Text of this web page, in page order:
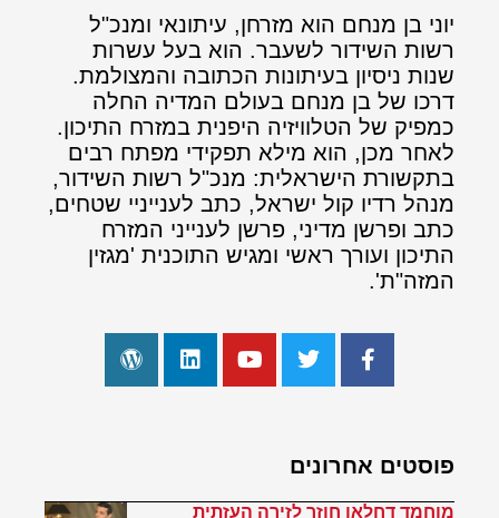
יוני בן מנחם הוא מזרחן, עיתונאי ומנכ"ל
רשות השידור לשעבר. הוא בעל עשרות
שנות ניסיון בעיתונות הכתובה והמצולמת.
דרכו של בן מנחם בעולם המדיה החלה
כמפיק של הטלוויזיה היפנית במזרח התיכון.
לאחר מכן, הוא מילא תפקידי מפתח רבים
בתקשורת הישראלית: מנכ"ל רשות השידור,
מנהל רדיו קול ישראל, כתב לענייניי שטחים,
כתב ופרשן מדיני, פרשן לענייני המזרח
התיכון ועורך ראשי ומגיש התוכנית 'מגזין
המזה"ת'.
פוסטים אחרונים
מוחמד דחלאן חוזר לזירה העזתית